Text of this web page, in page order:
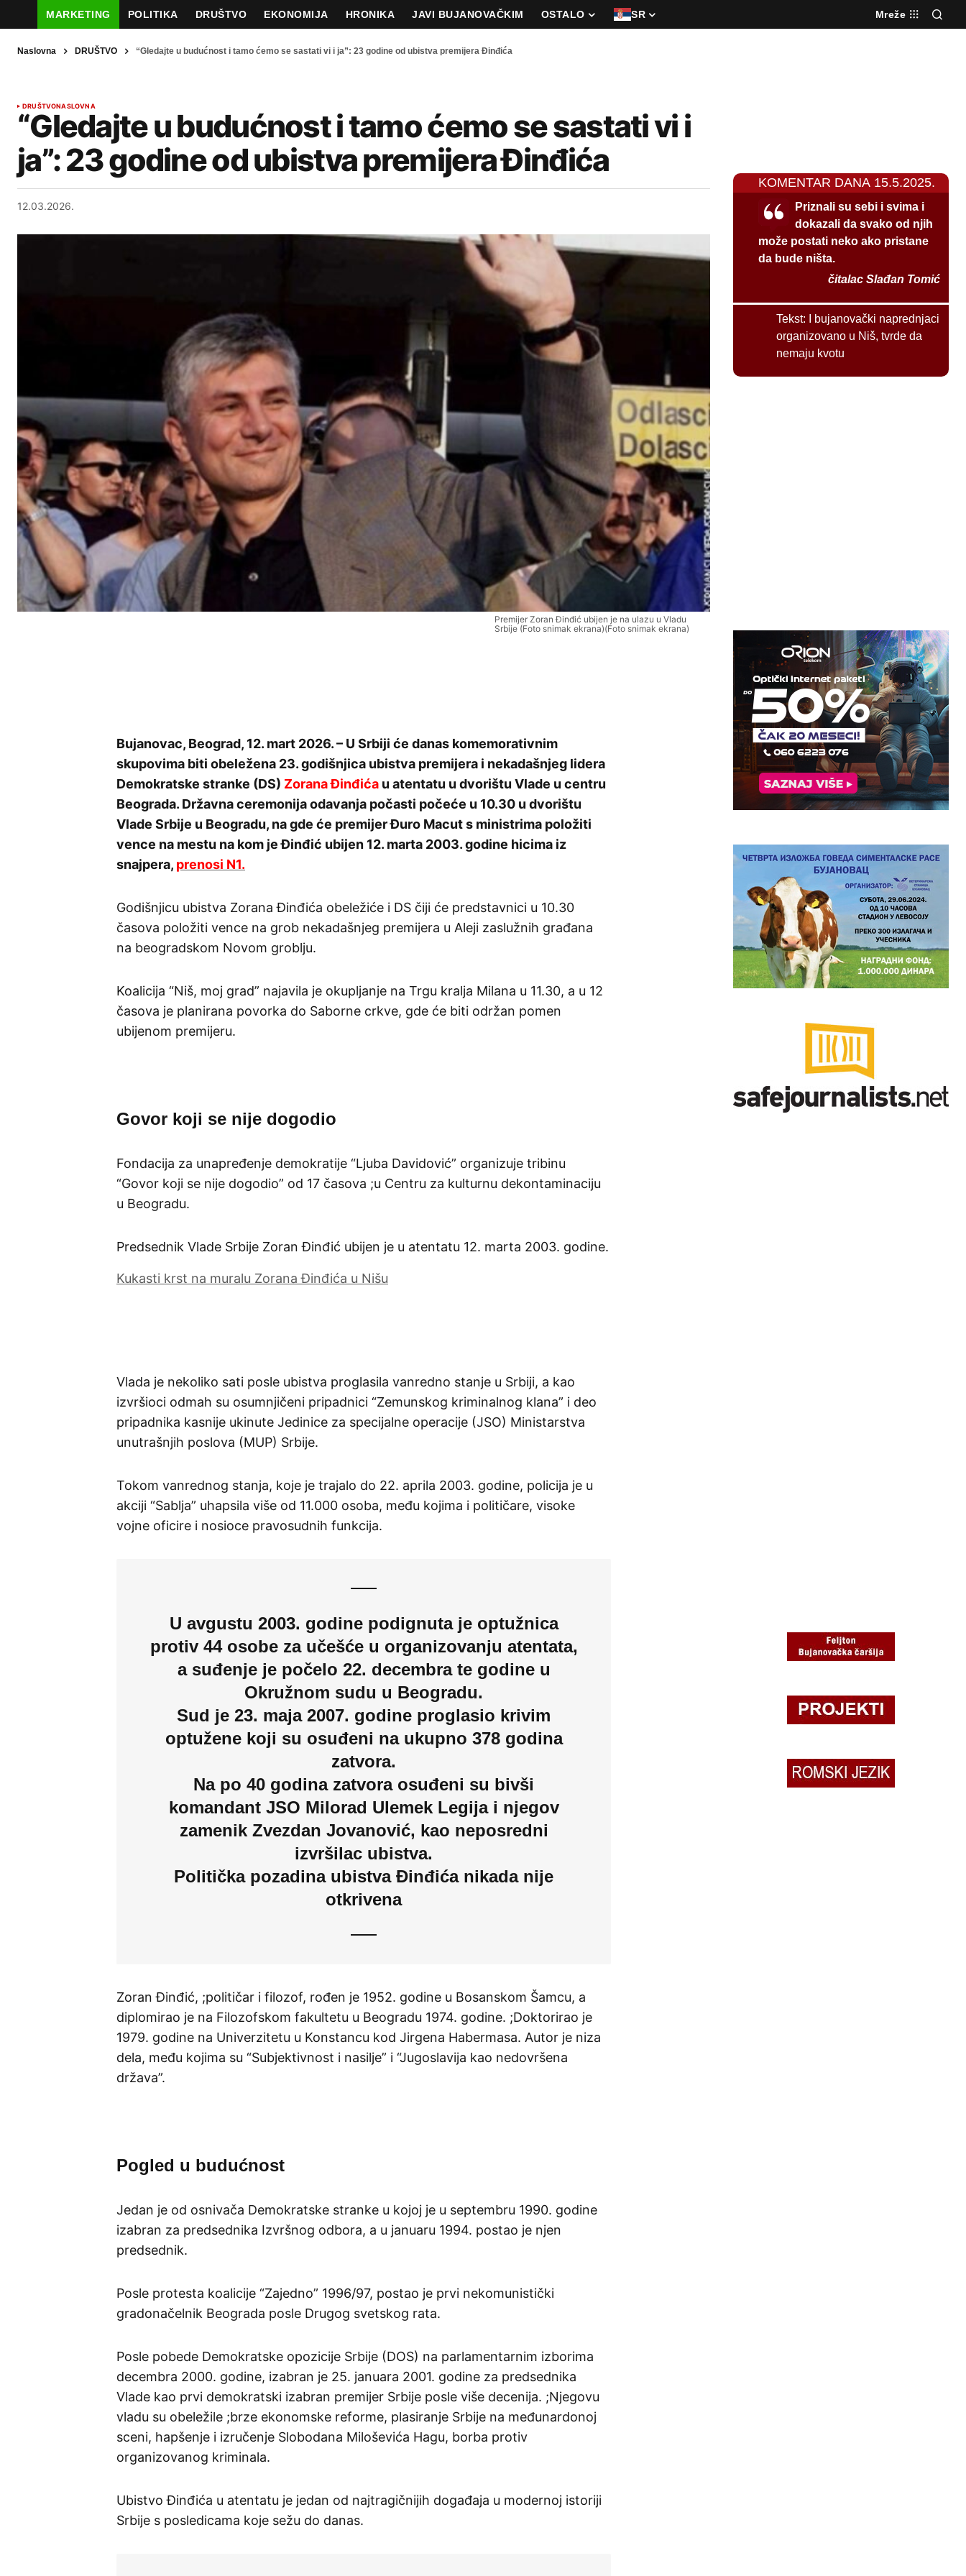
MARKETING POLITIKA DRUŠTVO EKONOMIJA HRONIKA JAVI BUJANOVAČKIM OSTALO SR Mreže
Naslovna DRUŠTVO “Gledajte u budućnost i tamo ćemo se sastati vi i ja”: 23 godine od ubistva premijera Đinđića
DRUŠTVONASLOVNA
“Gledajte u budućnost i tamo ćemo se sastati vi i
ja”: 23 godine od ubistva premijera Đinđića
12.03.2026.
Premijer Zoran Đinđić ubijen je na ulazu u Vladu
Srbije (Foto snimak ekrana)(Foto snimak ekrana)
Bujanovac, Beograd, 12. mart 2026. – U Srbiji će danas komemorativnim
skupovima biti obeležena 23. godišnjica ubistva premijera i nekadašnjeg lidera
Demokratske stranke (DS) Zorana Đinđića u atentatu u dvorištu Vlade u centru
Beograda. Državna ceremonija odavanja počasti počeće u 10.30 u dvorištu
Vlade Srbije u Beogradu, na gde će premijer Đuro Macut s ministrima položiti
vence na mestu na kom je Đinđić ubijen 12. marta 2003. godine hicima iz
snajpera, prenosi N1.
Godišnjicu ubistva Zorana Đinđića obeležiće i DS čiji će predstavnici u 10.30
časova položiti vence na grob nekadašnjeg premijera u Aleji zaslužnih građana
na beogradskom Novom groblju.
Koalicija “Niš, moj grad” najavila je okupljanje na Trgu kralja Milana u 11.30, a u 12
časova je planirana povorka do Saborne crkve, gde će biti održan pomen
ubijenom premijeru.
Govor koji se nije dogodio
Fondacija za unapređenje demokratije “Ljuba Davidović” organizuje tribinu
“Govor koji se nije dogodio” od 17 časova ;u Centru za kulturnu dekontaminaciju
u Beogradu.
Predsednik Vlade Srbije Zoran Đinđić ubijen je u atentatu 12. marta 2003. godine.
Kukasti krst na muralu Zorana Đinđića u Nišu
Vlada je nekoliko sati posle ubistva proglasila vanredno stanje u Srbiji, a kao
izvršioci odmah su osumnjičeni pripadnici “Zemunskog kriminalnog klana” i deo
pripadnika kasnije ukinute Jedinice za specijalne operacije (JSO) Ministarstva
unutrašnjih poslova (MUP) Srbije.
Tokom vanrednog stanja, koje je trajalo do 22. aprila 2003. godine, policija je u
akciji “Sablja” uhapsila više od 11.000 osoba, među kojima i političare, visoke
vojne oficire i nosioce pravosudnih funkcija.
U avgustu 2003. godine podignuta je optužnica
protiv 44 osobe za učešće u organizovanju atentata,
a suđenje je počelo 22. decembra te godine u
Okružnom sudu u Beogradu.
Sud je 23. maja 2007. godine proglasio krivim
optužene koji su osuđeni na ukupno 378 godina
zatvora.
Na po 40 godina zatvora osuđeni su bivši
komandant JSO Milorad Ulemek Legija i njegov
zamenik Zvezdan Jovanović, kao neposredni
izvršilac ubistva.
Politička pozadina ubistva Đinđića nikada nije
otkrivena
Zoran Đinđić, ;političar i filozof, rođen je 1952. godine u Bosanskom Šamcu, a
diplomirao je na Filozofskom fakultetu u Beogradu 1974. godine. ;Doktorirao je
1979. godine na Univerzitetu u Konstancu kod Jirgena Habermasa. Autor je niza
dela, među kojima su “Subjektivnost i nasilje” i “Jugoslavija kao nedovršena
država”.
Pogled u budućnost
Jedan je od osnivača Demokratske stranke u kojoj je u septembru 1990. godine
izabran za predsednika Izvršnog odbora, a u januaru 1994. postao je njen
predsednik.
Posle protesta koalicije “Zajedno” 1996/97, postao je prvi nekomunistički
gradonačelnik Beograda posle Drugog svetskog rata.
Posle pobede Demokratske opozicije Srbije (DOS) na parlamentarnim izborima
decembra 2000. godine, izabran je 25. januara 2001. godine za predsednika
Vlade kao prvi demokratski izabran premijer Srbije posle više decenija. ;Njegovu
vladu su obeležile ;brze ekonomske reforme, plasiranje Srbije na međunardonoj
sceni, hapšenje i izručenje Slobodana Miloševića Hagu, borba protiv
organizovanog kriminala.
Ubistvo Đinđića u atentatu je jedan od najtragičnijih događaja u modernoj istoriji
Srbije s posledicama koje sežu do danas.
KOMENTAR DANA 15.5.2025.
Priznali su sebi i svima i
dokazali da svako od njih
može postati neko ako pristane
da bude ništa.
čitalac Slađan Tomić
Tekst:
I bujanovački naprednjaci
organizovano u Niš, tvrde da
nemaju kvotu